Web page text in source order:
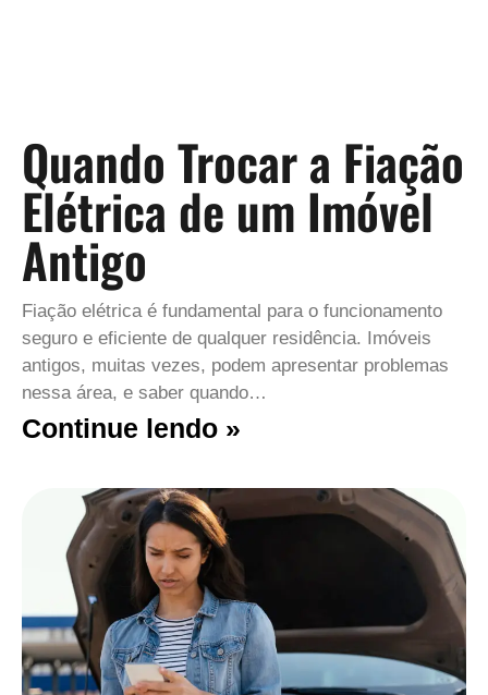
Quando Trocar a Fiação
Elétrica de um Imóvel
Antigo
Fiação elétrica é fundamental para o funcionamento
seguro e eficiente de qualquer residência. Imóveis
antigos, muitas vezes, podem apresentar problemas
nessa área, e saber quando…
Continue lendo »